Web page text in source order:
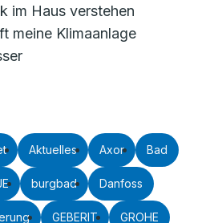
im Haus verstehen
meine Klimaanlage
Aktuelles Axor Bad
burgbad Danfoss
GEBERIT GROHE